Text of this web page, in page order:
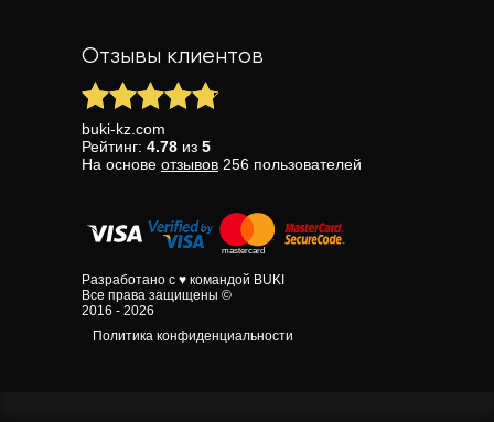
Отзывы клиентов
buki-kz.com
Рейтинг: 4.78 из 5
На основе отзывов 256 пользователей
Разработано с ♥ командой BUKI
Все права защищены ©
2016 - 2026
Политика конфиденциальности